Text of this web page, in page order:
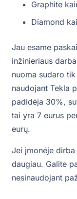
Graphite
Diamond
Jau esame
inžinieriaus
nuoma sudaro
naudojant Tekla
padidėja 30%,
tai yra 7 eurus
eurų.
Jei įmonėje
daugiau. Galite
nesinaudojant